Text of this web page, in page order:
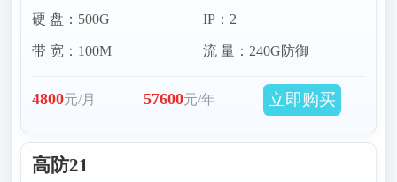
硬 盘：500G
带 宽：100M
IP：2
流 量：240G防御
4800元/月 57600元/年 立即购买
高防21